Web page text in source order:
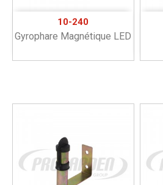
10-240
Gyrophare Magnétique LED